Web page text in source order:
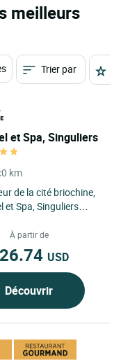
meilleurs
Trier par
et Spa, Singuliers
0 km
de la cité briochine,
et Spa, Singuliers
À partir de
USD
Découvrir